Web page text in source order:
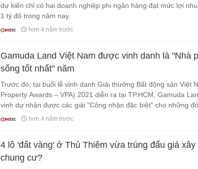
dự kiến chỉ có hai doanh nghiệp phi ngân hàng đạt mức lợi
1 tỷ đô trong năm nay.
hơn 4 năm trước
Gamuda Land Việt Nam được vinh danh là "Nhà
sống tốt nhất" năm
Trước đó, tại buổi lễ vinh danh Giải thưởng Bất động sản Việt
Property Awards – VPA) 2021 diễn ra tại TP.HCM, Gamuda
vinh dự nhận được các giải "Công nhận đặc biệt" cho những
kế và Công trình bền vững và Xây dựng cộng đồng.
hơn 4 năm trước
4 lô 'đất vàng' ở Thủ Thiêm vừa trúng đấu giá
chung cư?